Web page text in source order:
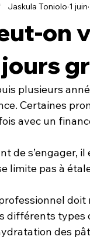
on
Jaskula Toniolo 1 juin
plusieurs
Certaines
avec un
de s’engager,
limite pas à
doit
différents
des